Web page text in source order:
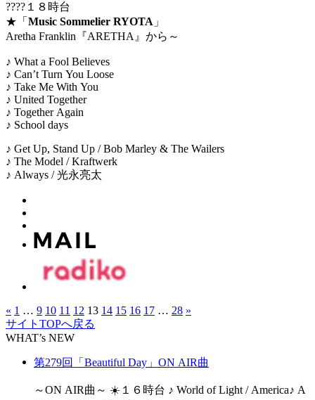
????１８時台
★「 Music Sommelier RYOTA 」
Aretha Franklin『ARETHA』から～
♪ What a Fool Believes
♪ Can’t Turn You Loose
♪ Take Me With You
♪ United Together
♪ Together Again
♪ School days
♪ Get Up, Stand Up / Bob Marley & The Wailers
♪ The Model / Kraftwerk
♪ Always / 光永亮太
« 1 … 9 10 11 12 13 14 15 16 17 … 28 »
サイトTOPへ戻る
WHAT’s NEW
第279回「Beautiful Day」ON AIR曲
～ON AIR曲～ ☀️１６時台 ♪ World of Light / America♪ A